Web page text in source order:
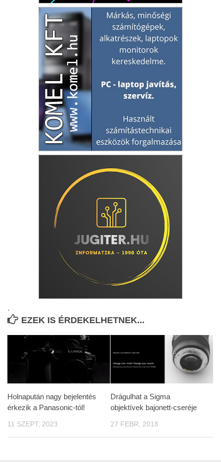
.
EZEK IS ÉRDEKELHETNEK...
Holnapután nagy bejelentés
érkezik a Panasonic-tól!
11 SZEPT, 2023
Drágulhat a Sigma
objektívek bajonett-cseréje
27 FEBR, 2018